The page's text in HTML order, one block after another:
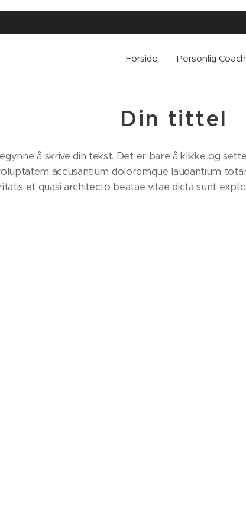
Forside Personlig
Din tittel
å skrive din tekst. Det er bare å klikke og
accusantium doloremque laudantium
et quasi architecto beatae vitae dicta sunt